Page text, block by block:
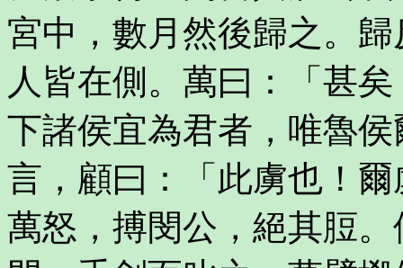
宮中，數月然後歸之。
人皆在側。萬曰：「甚
下諸侯宜為君者，唯魯
言，顧曰：「此虜也！
萬怒，搏閔公，絕其脰